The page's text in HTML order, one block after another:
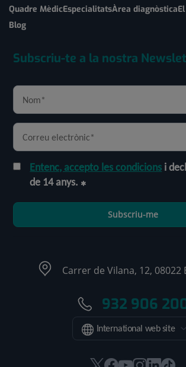
Quadre MèdicEspecialitatsÀrea diagnòstica
Blog
Subscriu-te a la nostra
Entenc, accepto les condicions i
de 14 anys.
Subscriu-me
Carrer de Vilana, 12, 08022
932 906
International web site
AquestAquestAquestAquest
Aquest